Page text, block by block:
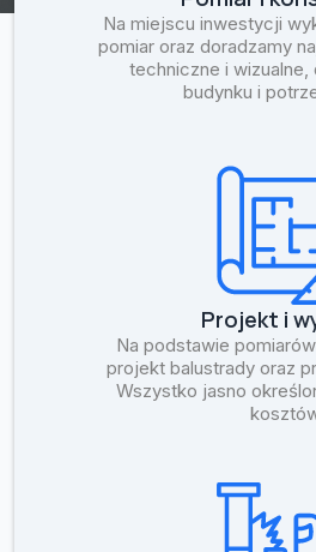
Na miejscu inwestycji
pomiar oraz doradzamy
techniczne i
budynku i
Projekt i
Na podstawie
projekt balustrady oraz
Wszystko jasno